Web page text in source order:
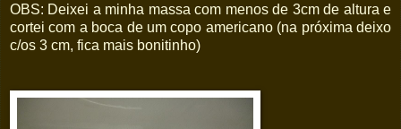
OBS: Deixei a minha massa com menos de 3cm de altura e
cortei com a boca de um copo americano (na próxima deixo
c/os 3 cm, fica mais bonitinho)